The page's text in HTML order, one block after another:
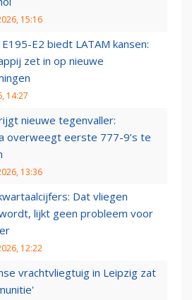
15:16
E2 biedt LATAM kansen:
zet in op nieuwe
14:27
nieuwe tegenvaller:
overweegt eerste 777-9’s te
13:36
Dat vliegen
lijkt geen probleem voor
12:22
vrachtvliegtuig in Leipzig zat